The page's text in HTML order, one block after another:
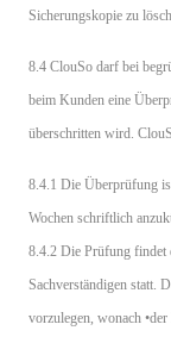
Sicherungskopie zu
8.4 ClouSo darf bei
beim Kunden eine
überschritten wird.
8.4.1 Die Überprüfung
Wochen schriftlich
8.4.2 Die Prüfung findet
Sachverständigen statt.
vorzulegen, wonach